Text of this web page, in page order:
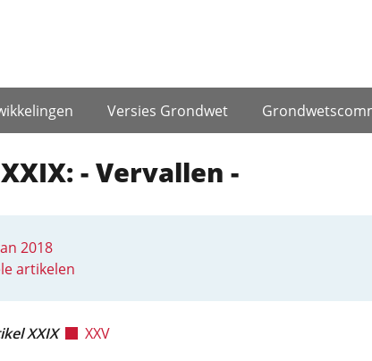
Versies Grondwet
- Vervallen -
2018
artikelen
XXIX XXV